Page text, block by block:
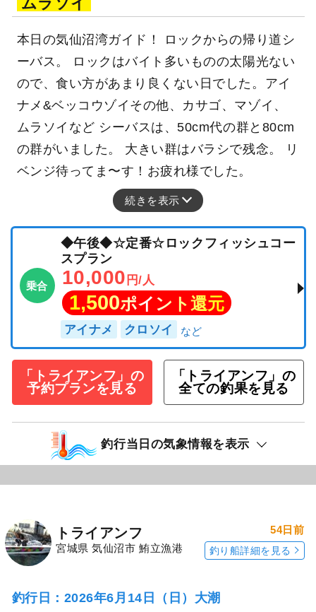
本日の気仙沼湾ガイド！ ロックからの帰り道シ
ーバス。 ロックはバイト多いものの太陽光ない
ので、食い方があまり良くない日でした。アイ
ナメ&ベッコウゾイその他、カサゴ、マゾイ、
ムラソイなど シーバスは、50cm代の群と80cm
の群がいました。 大きい群はバラシで残念。 リ
ベンジ待ってま〜す！お疲れ様でした。
続きを表示
乗合
◆午後◆☆定番☆ロックフィッシュコー
スプラン
10,000 円/人
1,500ポイント還元
アイナメ クロソイ
「トライアンフ」の
予約プランを見る
「トライアンフ」の
全ての釣果を見る
釣行当日の気象情報を表示
トライアンフ
宮城県 気仙沼市 鮪立漁港
54日前
釣り船詳細を見る
釣行日：2026年6月14日（日）大潮